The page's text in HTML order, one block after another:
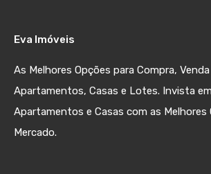
Eva Imóveis
As Melhores Opções para Compra,
Apartamentos, Casas e Lotes. Invista
Apartamentos e Casas com as Melhores
Mercado.